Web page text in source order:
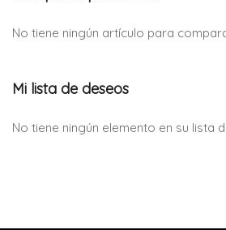
No tiene ningún artículo para
Mi lista de deseos
No tiene ningún elemento en su lista